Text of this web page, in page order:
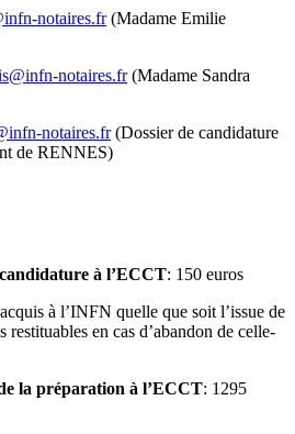
notaires.fr(Madame Emilie
notaires.fr(Madame Sandra
notaires.fr(Dossier de candidature
de RENNES)
à l’ECCT: 150 euros
à l’INFN quelle que soit l’issue de
restituables en cas d’abandon de celle-
la préparation à l’ECCT: 1295